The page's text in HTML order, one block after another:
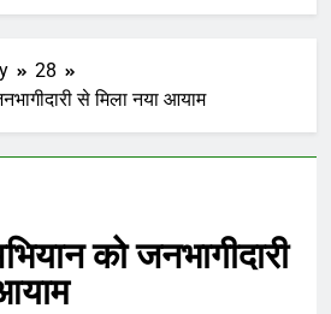
28
से मिला नया आयाम
को जनभागीदारी